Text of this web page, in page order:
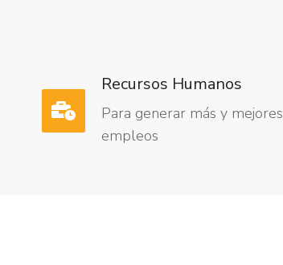
Recursos Humanos
Para generar más y mejores
empleos